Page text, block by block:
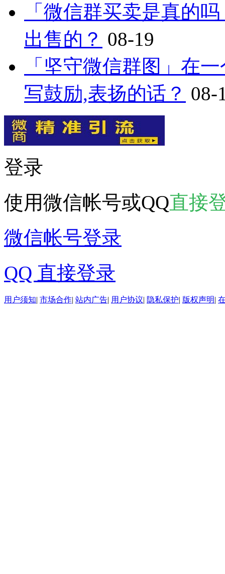
「微信群买卖是真的
出售的？ 08-19
「坚守微信群图」在
写鼓励,表扬的话？ 08-
登录
使用微信帐号或QQ直接
微信帐号登录
QQ 直接登录
用户须知| 市场合作| 站内广告| 用户协议| 隐私保护| 版权声明|